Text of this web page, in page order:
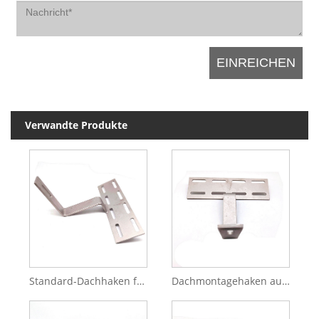
Verwandte Produkte
Standard-Dachhaken für Solarenergiesysteme verschiedener Typen SS201/304/316 Dachmontagehaken aus Edelstahl 304 316 Dachmontagehaken für Solarstromanlage